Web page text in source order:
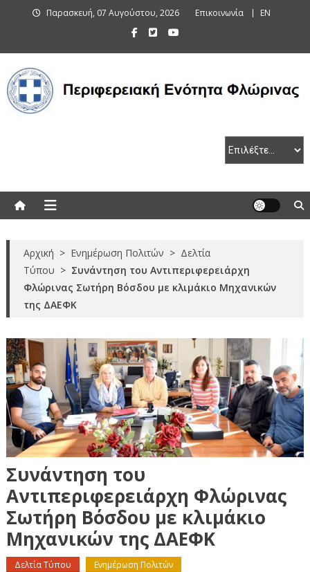
Παρασκευή, 07 Αυγούστου, 2026 Επικοινωνία EN
Αρχική > Ενημέρωση Πολιτών > Δελτία
Τύπου > Συνάντηση του Αντιπεριφερειάρχη
Φλώρινας Σωτήρη Βόσδου με κλιμάκιο Μηχανικών
της ΔΑΕΦΚ
Συνάντηση του
Αντιπεριφερειάρχη Φλώρινας
Σωτήρη Βόσδου με κλιμάκιο
Μηχανικών της ΔΑΕΦΚ
Δελτία Τύπου Ενημέρωση Πολιτών